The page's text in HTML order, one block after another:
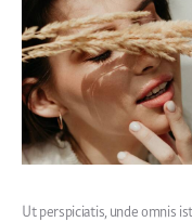
Ut perspiciatis, unde omnis